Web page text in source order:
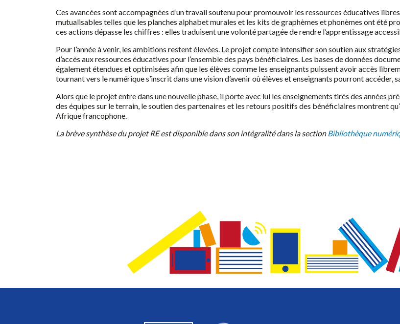
Ces avancées sont accompagnées d’un travail soutenu pour promouvoir les ressources éducatives
mutualisables telles que les planches alphabet murales et les kits de graphèmes et phonèmes ont été
ces actions dépasse les chiffres : elles traduisent une volonté partagée de rendre l’apprentissage
Pour l’année à venir, les ambitions restent élevées. Le projet compte intensifier son soutien aux
d’accès aux ressources éducatives pour l’ensemble des pays bénéficiaires. Les bases de données
également étendues et optimisées afin que les élèves comme les enseignants puissent avoir accès
tournant vers le numérique s’inscrit dans une vision d’avenir où élèves et enseignants pourront accéder,
Alors que le projet entre dans une nouvelle phase, il porte avec lui les enseignements tirés des années
des équipes sur le terrain, le soutien des partenaires et les retours positifs des bénéficiaires montrent
Afrique francophone.
La brève synthèse du projet RE est disponible dans son intégralité dans la sectionBibliothèque